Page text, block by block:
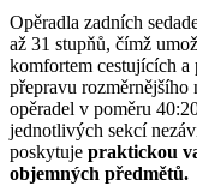
Opěradla zadních
až 31 stupňů, čímž
komfortem cestujících a
přepravu
opěradel v poměru
jednotlivých sekcí
poskytuje praktickou
objemných předmětů.